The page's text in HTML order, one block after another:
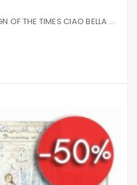
PAPIER HUMAN ANATOMY SIGN OF THE TIMES CIAO BELLA 30.5X30.5CM CBSS154